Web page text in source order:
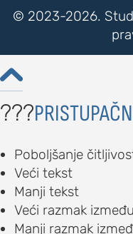
© 2023-2026.

???
Poboljšanje
Veći tekst
Manji tekst
Veći razmak
Manji razmak